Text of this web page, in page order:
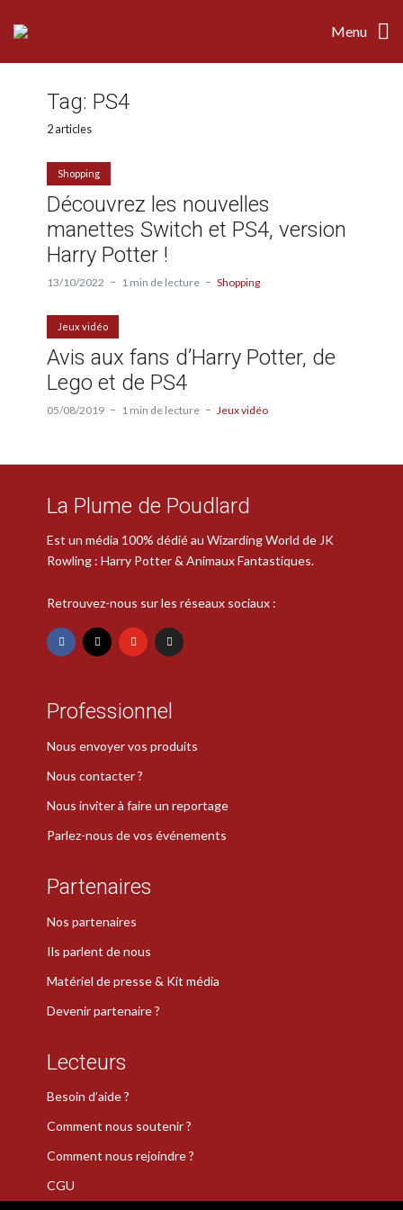
Menu
Tag: PS4
2 articles
Shopping
Découvrez les nouvelles
manettes Switch et PS4, version
Harry Potter !
13/10/2022 1 min de lecture Shopping
Jeux vidéo
Avis aux fans d’Harry Potter, de
Lego et de PS4
05/08/2019 1 min de lecture Jeux vidéo
La Plume de Poudlard
Est un média 100% dédié au Wizarding World de JK
Rowling : Harry Potter & Animaux Fantastiques.
Retrouvez-nous sur les réseaux sociaux :
Professionnel
Nous envoyer vos produits
Nous contacter ?
Nous inviter à faire un reportage
Parlez-nous de vos événements
Partenaires
Nos partenaires
Ils parlent de nous
Matériel de presse & Kit média
Devenir partenaire ?
Lecteurs
Besoin d’aide ?
Comment nous soutenir ?
Comment nous rejoindre ?
CGU